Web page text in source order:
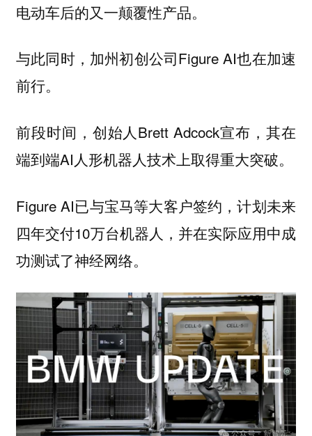
电动车后的又一颠覆性产品。
与此同时，加州初创公司Figure AI也在加速
前行。
前段时间，创始人Brett Adcock宣布，其在
端到端AI人形机器人技术上取得重大突破。
Figure AI已与宝马等大客户签约，计划未来
四年交付10万台机器人，并在实际应用中成
功测试了神经网络。